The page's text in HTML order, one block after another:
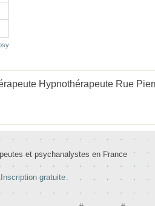
Hypnothérapeute Rue
et psychanalystes en France
Inscription gratuite